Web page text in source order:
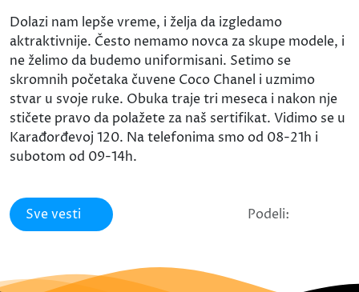
Dolazi nam lepše vreme, i želja da izgledamo
aktraktivnije. Često nemamo novca za skupe modele, i
ne želimo da budemo uniformisani. Setimo se
skromnih početaka čuvene Coco Chanel i uzmimo
stvar u svoje ruke. Obuka traje tri meseca i nakon nje
stičete pravo da polažete za naš sertifikat. Vidimo se u
Karađorđevoj 120. Na telefonima smo od 08-21h i
subotom od 09-14h.
Sve vesti Podeli: